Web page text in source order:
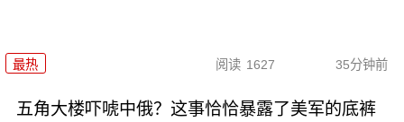
最热 阅读 1627 35分钟前
五角大楼吓唬中俄？这事恰恰暴露了美军的底裤